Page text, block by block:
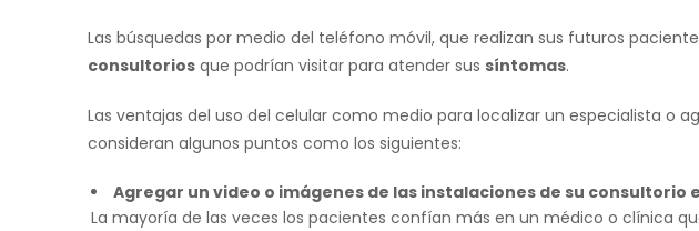
Las búsquedas por medio del teléfono móvil, que realizan sus futuros
consultorios que podrían visitar para atender sus síntomas.
Las ventajas del uso del celular como medio para localizar un especialista o
consideran algunos puntos como los siguientes:
Agregar un video o imágenes de las instalaciones de su consultorio
La mayoría de las veces los pacientes confían más en un médico o clínica